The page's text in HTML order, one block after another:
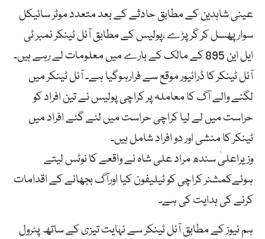
عینی شاہدین کے مطابق حادثے کے بعد متعدد موٹر سائیکل
سوار پھسل کر گر پڑے ،پولیس کے مطابق آئل ٹینکر نمبر ٹی
ایل این 895 کے مالک کے بارے میں معلومات لے رہے ہیں۔
آئل ٹینکر کا ڈرائیور موقع سے فرارہوگیا ہے۔ آئل ٹینکر میں
لگنے والے آگ کا معاملہ پر کراچی پولیس نے تین افراد کو
حراست میں لے لیا کراچی حراست میں لئے گئے افراد میں
ٹینکر کا منشی اور دو افراد شامل ہیں۔
وزیراعلیٰ سندھ مراد علی شاہ نے واقعے کا نوٹس لیتے
ہوئےکمشنر کراچی کو ٹیلیفون کیا اورآگ بجھانے کے اقدامات
کرنے کی ہدایت کی ہے۔
ہم نیوز کے مطابق آئل ٹینکر سے نہایت تیزی کے ساتھ پٹرول